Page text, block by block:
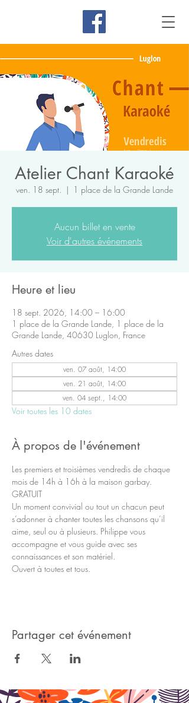
Atelier Chant Karaoké
ven. 18 sept.
  |
1 place de la Grande Lande
Aucun billet en vente
Voir d'autres événements
Heure et lieu
18 sept. 2026, 14:00 – 16:00
1 place de la Grande Lande, 1 place de la
Grande Lande, 40630 Luglon, France
Autres dates
ven. 07 août, 14:00
ven. 21 août, 14:00
ven. 04 sept., 14:00
Voir toutes les 10 dates
À propos de l'événement
Les premiers et troisièmes vendredis de chaque
mois de 14h à 16h à la maison garbay.
GRATUIT
Un moment convivial ou tout un chacun peut
s’adonner à chanter toutes les chansons qu’il
aime, seul ou à plusieurs. Philippe vous
accompagne et vous guide avec ses
connaissances et son matériel.
Ouvert à toutes et tous.
Partager cet événement